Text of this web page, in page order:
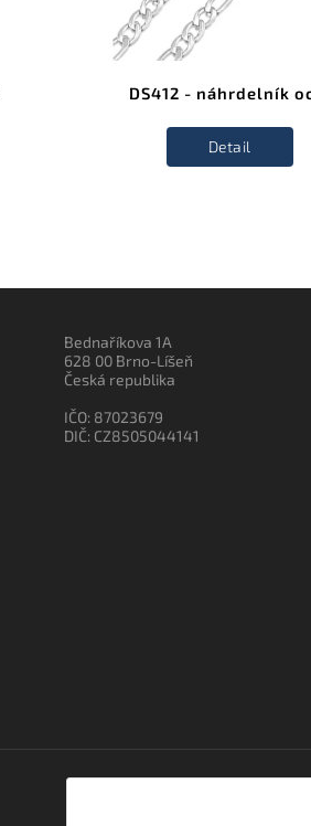
DS412 - náhrdelník
Detail
Bednaříkova 1A
628 00 Brno-Líšeň
Česká republika
IČO: 87023679
DIČ: CZ8505044141